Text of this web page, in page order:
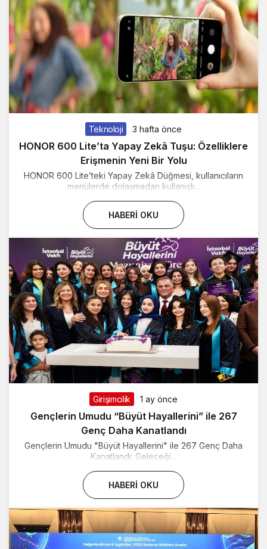
Teknoloji 3 hafta önce
HONOR 600 Lite’ta Yapay Zekâ Tuşu: Özelliklere
Erişmenin Yeni Bir Yolu
HONOR 600 Lite’teki Yapay Zekâ Düğmesi, kullanıcıların
menülerde dolaşmadan kullanışlı...
HABERI OKU
Girişimcilik 1 ay önce
Gençlerin Umudu “Büyüt Hayallerini” ile 267
Genç Daha Kanatlandı
Gençlerin Umudu "Büyüt Hayallerini" ile 267 Genç Daha
Kanatlandı: Geleceği...
HABERI OKU